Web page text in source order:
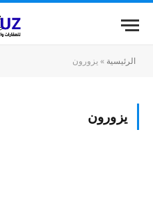
الرئيسية »يزورون
يزورون